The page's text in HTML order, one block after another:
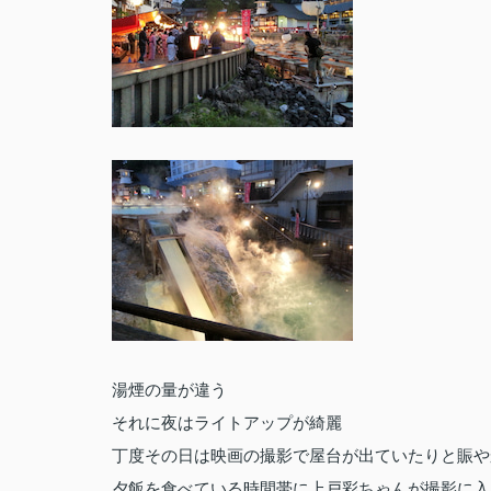
湯煙の量が違う
それに夜はライトアップが綺麗
丁度その日は映画の撮影で屋台が出ていたりと賑